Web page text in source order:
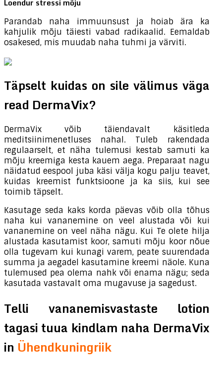
Loendur stressi mõju
Parandab naha immuunsust ja hoiab ära ka
kahjulik mõju täiesti vabad radikaalid. Eemaldab
osakesed, mis muudab naha tuhmi ja värviti.
Täpselt kuidas on sile välimus väga
read DermaVix?
DermaVix võib täiendavalt käsitleda
meditsiinimenetluses nahal. Tuleb rakendada
regulaarselt, et näha tulemusi kestab samuti ka
mõju kreemiga kesta kauem aega. Preparaat nagu
näidatud eespool juba käsi välja kogu palju teavet,
kuidas kreemist funktsioone ja ka siis, kui see
toimib täpselt.
Kasutage seda kaks korda päevas võib olla tõhus
naha kui vananemine on veel alustada või kui
vananemine on veel näha nägu. Kui Te olete hilja
alustada kasutamist koor, samuti mõju koor nõue
olla tugevam kui kunagi varem, peate suurendada
summa ja aegadel kasutamine kreemi näole. Kuna
tulemused pea olema nahk või enama nägu; seda
kasutada vastavalt oma mugavuse ja sagedust.
Telli vananemisvastaste lotion
tagasi tuua kindlam naha DermaVix
in Ühendkuningriik